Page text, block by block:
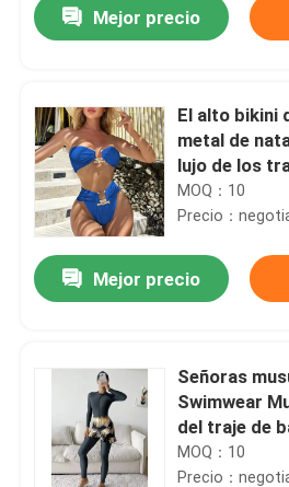
Mejor precio
El alto bikini
metal de
lujo de los
pedazos
MOQ：10
Precio：
Mejor precio
Señoras
Swimwear
del traje de
delgada
MOQ：10
Precio：